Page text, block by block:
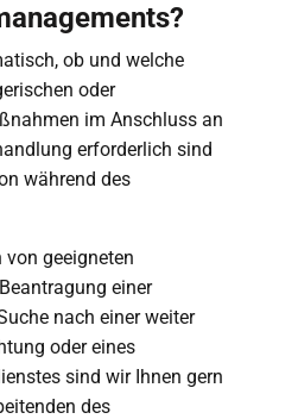
ob und welche
oder
im Anschluss an
erforderlich sind
während des
von geeigneten
einer
nach einer weiter
oder eines
sind wir Ihnen gern
des